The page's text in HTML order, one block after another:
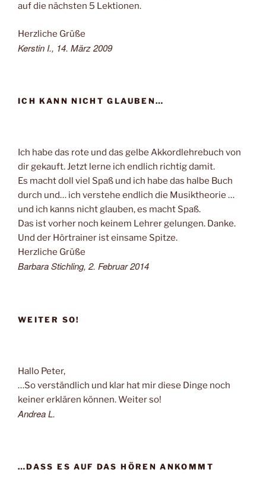
auf die nächsten 5 Lektionen.
Herzliche Grüße
Kerstin I., 14. März 2009
ICH KANN NICHT GLAUBEN…
Ich habe das rote und das gelbe Akkordlehrebuch von
dir gekauft. Jetzt lerne ich endlich richtig damit.
Es macht doll viel Spaß und ich habe das halbe Buch
durch und… ich verstehe endlich die Musiktheorie …
und ich kanns nicht glauben, es macht Spaß.
Das ist vorher noch keinem Lehrer gelungen. Danke.
Und der Hörtrainer ist einsame Spitze.
Herzliche Grüße
Barbara Stichling, 2. Februar 2014
WEITER SO!
Hallo Peter,
…So verständlich und klar hat mir diese Dinge noch
keiner erklären können. Weiter so!
Andrea L.
…DASS ES AUF DAS HÖREN ANKOMMT